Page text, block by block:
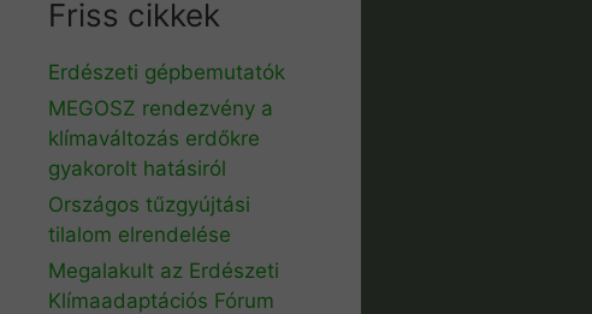
Friss cikkek
Erdészeti gépbemutatók
MEGOSZ rendezvény a
klímaváltozás erdőkre
gyakorolt hatásiról
Országos tűzgyújtási
tilalom elrendelése
Megalakult az Erdészeti
Klímaadaptációs Fórum